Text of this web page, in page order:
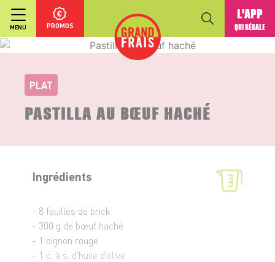
MENU PROMOS
L'APP
QUI RÉGALE
PLAT
PASTILLA AU BŒUF HACHÉ
Ingrédients
- 8 feuilles de brick
- 300 g de bœuf haché
- 1 oignon rouge
- 1 c. à s. d'huile d'olive